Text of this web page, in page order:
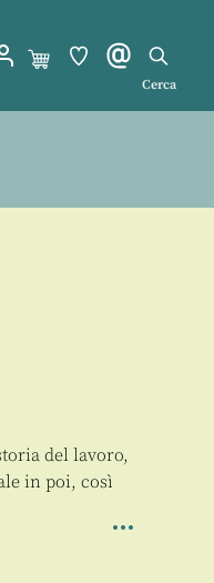
Cerca
del lavoro,
in poi, così